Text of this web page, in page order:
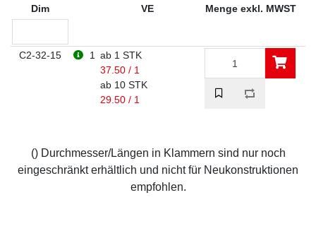
Dim VE
Menge exkl. MWST
C2-32-15 1
ab 1 STK
37.50 / 1
ab 10 STK
29.50 / 1
() Durchmesser/Längen in Klammern sind nur noch
eingeschränkt erhältlich und nicht für Neukonstruktionen
empfohlen.